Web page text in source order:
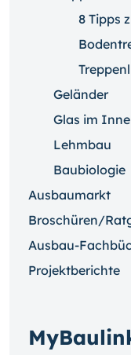
8 Tipps
Geländer
Glas im
Lehmbau
Baubiologie
Ausbaumarkt
Broschüren/
Ausbau-
Projektberichte